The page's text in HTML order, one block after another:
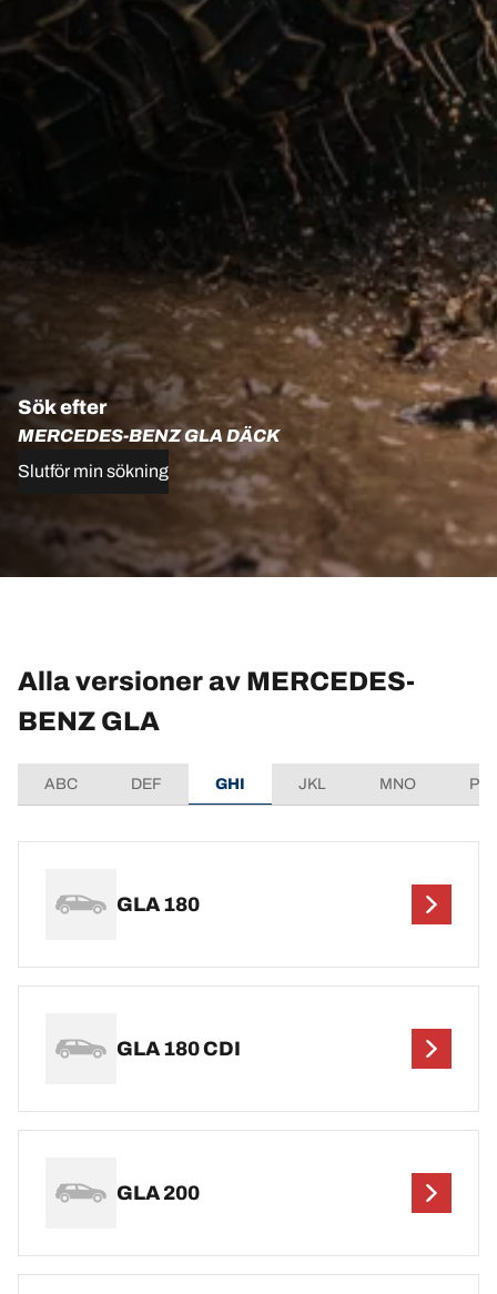
Sök efter
MERCEDES-BENZ GLA DÄCK
Slutför min sökning
Alla versioner av MERCEDES-
BENZ GLA
ABC DEF GHI JKL MNO
GLA 180
GLA 180 CDI
GLA 200